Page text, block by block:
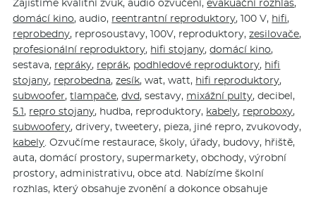
Zajistíme kvalitní zvuk, audio ozvučení,evakuační rozhlas,
domácí kino, audio, reentrantní reproduktory, 100 V, hifi,
reprobedny, reprosoustavy, 100V, reproduktory,zesilovače,
profesionální reproduktory, hifi stojany,domácí kino,
sestava, repráky, reprák, podhledové reproduktory, hifi
stojany, reprobedna,zesík, wat, watt, hifi reproduktory,
subwoofer,tlampače,dvd, sestavy, mixážní pulty, decibel,
5.1, repro stojany, hudba, reproduktory, kabely, reproboxy,
subwoofery, drivery, tweetery, pieza, jiné repro, zvukovody,
kabely. Ozvučíme restaurace, školy, úřady, budovy, hřiště,
auta, domácí prostory, supermarkety, obchody, výrobní
prostory, administrativu, obce atd. Nabízíme školní
rozhlas, který obsahuje zvonění a dokonce obsahuje